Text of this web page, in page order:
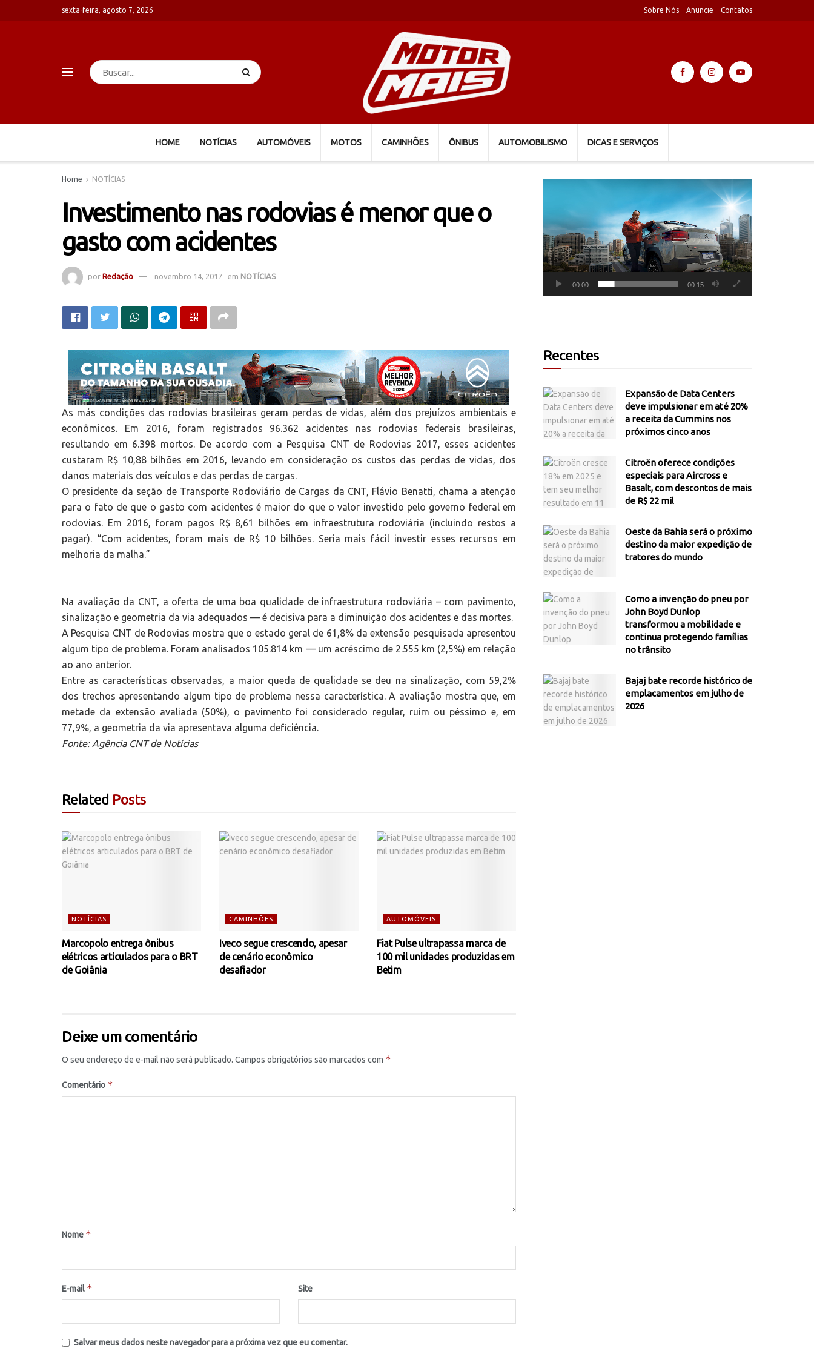
sexta-feira, agosto 7, 2026 Sobre Nós Anuncie Contatos
HOME NOTÍCIAS AUTOMÓVEIS MOTOS CAMINHÕES ÔNIBUS AUTOMOBILISMO DICAS E SERVIÇOS
Home NOTÍCIAS
Investimento nas rodovias é menor que o
gasto com acidentes
por Redação novembro 14, 2017 em NOTÍCIAS
As más condições das rodovias brasileiras geram perdas de vidas, além dos prejuízos ambientais e
econômicos. Em 2016, foram registrados 96.362 acidentes nas rodovias federais brasileiras,
resultando em 6.398 mortos. De acordo com a Pesquisa CNT de Rodovias 2017, esses acidentes
custaram R$ 10,88 bilhões em 2016, levando em consideração os custos das perdas de vidas, dos
danos materiais dos veículos e das perdas de cargas.
O presidente da seção de Transporte Rodoviário de Cargas da CNT, Flávio Benatti, chama a atenção
para o fato de que o gasto com acidentes é maior do que o valor investido pelo governo federal em
rodovias. Em 2016, foram pagos R$ 8,61 bilhões em infraestrutura rodoviária (incluindo restos a
pagar). “Com acidentes, foram mais de R$ 10 bilhões. Seria mais fácil investir esses recursos em
melhoria da malha.”
Na avaliação da CNT, a oferta de uma boa qualidade de infraestrutura rodoviária – com pavimento,
sinalização e geometria da via adequados — é decisiva para a diminuição dos acidentes e das mortes.
A Pesquisa CNT de Rodovias mostra que o estado geral de 61,8% da extensão pesquisada apresentou
algum tipo de problema. Foram analisados 105.814 km — um acréscimo de 2.555 km (2,5%) em relação
ao ano anterior.
Entre as características observadas, a maior queda de qualidade se deu na sinalização, com 59,2%
dos trechos apresentando algum tipo de problema nessa característica. A avaliação mostra que, em
metade da extensão avaliada (50%), o pavimento foi considerado regular, ruim ou péssimo e, em
77,9%, a geometria da via apresentava alguma deficiência.
Fonte: Agência CNT de Notícias
Related Posts
NOTÍCIAS
Marcopolo entrega ônibus
elétricos articulados para o BRT
de Goiânia
CAMINHÕES
Iveco segue crescendo, apesar
de cenário econômico
desafiador
AUTOMÓVEIS
Fiat Pulse ultrapassa marca de
100 mil unidades produzidas em
Betim
Deixe um comentário
O seu endereço de e-mail não será publicado. Campos obrigatórios são marcados com *
Comentário *
Nome *
E-mail * Site
Salvar meus dados neste navegador para a próxima vez que eu comentar.
00:00 00:15
Recentes
Expansão de Data Centers
deve impulsionar em até 20%
a receita da Cummins nos
próximos cinco anos
Citroën oferece condições
especiais para Aircross e
Basalt, com descontos de mais
de R$ 22 mil
Oeste da Bahia será o próximo
destino da maior expedição de
tratores do mundo
Como a invenção do pneu por
John Boyd Dunlop
transformou a mobilidade e
continua protegendo famílias
no trânsito
Bajaj bate recorde histórico de
emplacamentos em julho de
2026